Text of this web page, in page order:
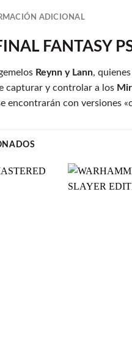
ADICIONAL
FANTASY
Reynn y Lann,
capturar y controlar a los
encontrarán con versiones